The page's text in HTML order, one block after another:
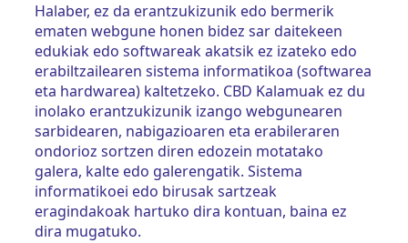
Halaber, ez da erantzukizunik edo bermerik
ematen webgune honen bidez sar daitekeen
edukiak edo softwareak akatsik ez izateko edo
erabiltzailearen sistema informatikoa (softwarea
eta hardwarea) kaltetzeko. CBD Kalamuak ez du
inolako erantzukizunik izango webgunearen
sarbidearen, nabigazioaren eta erabileraren
ondorioz sortzen diren edozein motatako
galera, kalte edo galerengatik. Sistema
informatikoei edo birusak sartzeak
eragindakoak hartuko dira kontuan, baina ez
dira mugatuko.